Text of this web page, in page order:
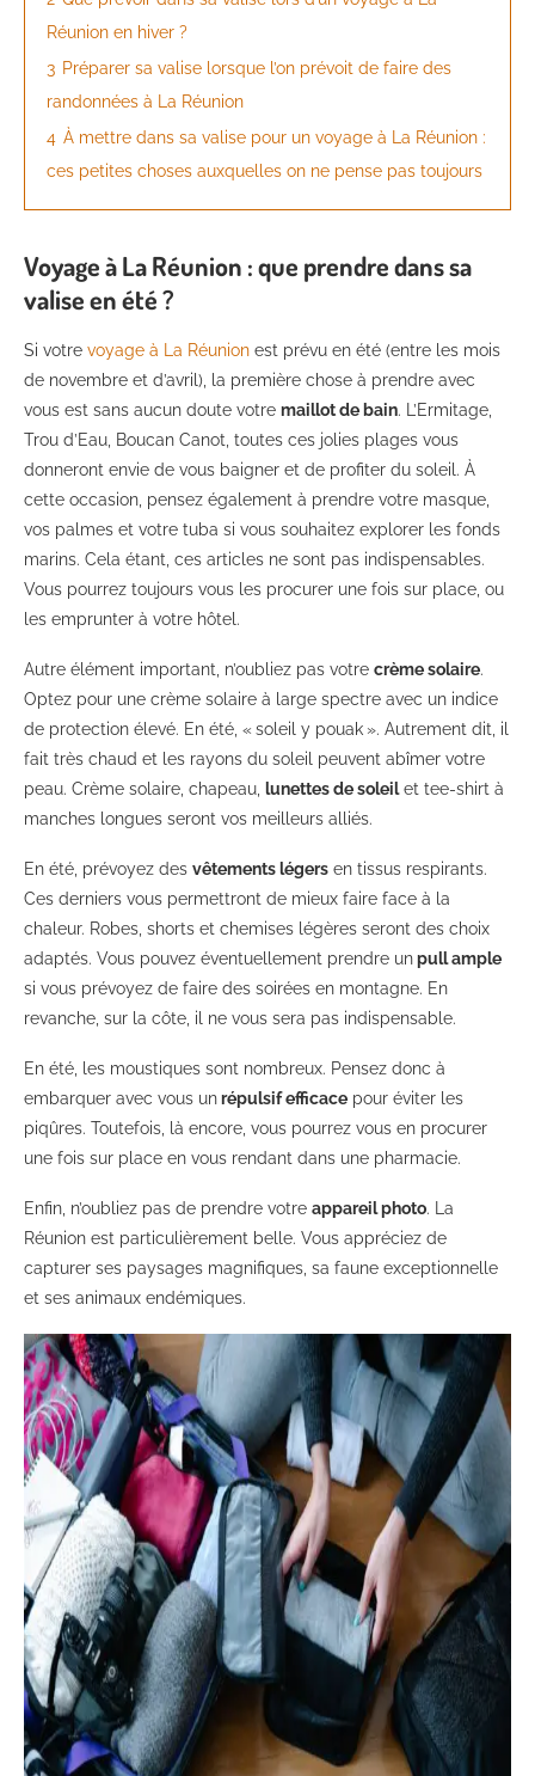
Réunion en hiver ?
3 Préparer sa valise lorsque l’on prévoit de faire des
randonnées à La Réunion
4 À mettre dans sa valise pour un voyage à La Réunion :
ces petites choses auxquelles on ne pense pas toujours
Voyage à La Réunion : que prendre dans sa
valise en été ?
Si votre voyage à La Réunion est prévu en été (entre les mois
de novembre et d’avril), la première chose à prendre avec
vous est sans aucun doute votre maillot de bain. L’Ermitage,
Trou d’Eau, Boucan Canot, toutes ces jolies plages vous
donneront envie de vous baigner et de profiter du soleil. À
cette occasion, pensez également à prendre votre masque,
vos palmes et votre tuba si vous souhaitez explorer les fonds
marins. Cela étant, ces articles ne sont pas indispensables.
Vous pourrez toujours vous les procurer une fois sur place, ou
les emprunter à votre hôtel.
Autre élément important, n’oubliez pas votre crème solaire.
Optez pour une crème solaire à large spectre avec un indice
de protection élevé. En été, « soleil y pouak ». Autrement dit, il
fait très chaud et les rayons du soleil peuvent abîmer votre
peau. Crème solaire, chapeau, lunettes de soleilet tee-shirt à
manches longues seront vos meilleurs alliés.
En été, prévoyez des vêtements légers en tissus respirants.
Ces derniers vous permettront de mieux faire face à la
chaleur. Robes, shorts et chemises légères seront des choix
adaptés. Vous pouvez éventuellement prendre unpull ample
si vous prévoyez de faire des soirées en montagne. En
revanche, sur la côte, il ne vous sera pas indispensable.
En été, les moustiques sont nombreux. Pensez donc à
embarquer avec vous unrépulsif efficace pour éviter les
piqûres. Toutefois, là encore, vous pourrez vous en procurer
une fois sur place en vous rendant dans une pharmacie.
Enfin, n’oubliez pas de prendre votre appareil photo. La
Réunion est particulièrement belle. Vous appréciez de
capturer ses paysages magnifiques, sa faune exceptionnelle
et ses animaux endémiques.